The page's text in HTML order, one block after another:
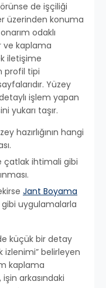
de işçiliği
üzerinden konuma
odaklı
ve kaplama
iletişime
profil tipi
Yüzey
işlem yapan
yukarı taşır.
hazırlığının hangi
ihtimali gibi
Jant Boyama
gibi uygulamalarla
küçük bir detay
belirleyen
kaplama
arkasındaki